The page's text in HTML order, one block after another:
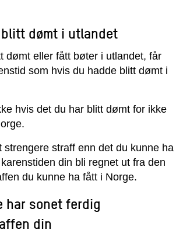
dømt i utlandet
dømt eller fått bøter i utlandet, får
som hvis du hadde blitt dømt i
hvis det du har blitt dømt for ikke
strengere straff enn det du kunne ha
din bli regnet ut fra den
du kunne ha fått i Norge.
har sonet ferdig
din